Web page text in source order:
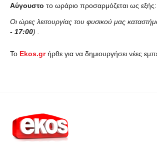
Αύγουστο το ωράριο προσαρμόζεται ως
Οι ώρες λειτουργίας του φυσικού μας
- 17:00) .
Το Ekos.grήρθε για να δημιουργήσει νέες